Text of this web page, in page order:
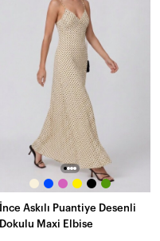
İnce Askılı Puantiye Desenli
Dokulu Maxi Elbise